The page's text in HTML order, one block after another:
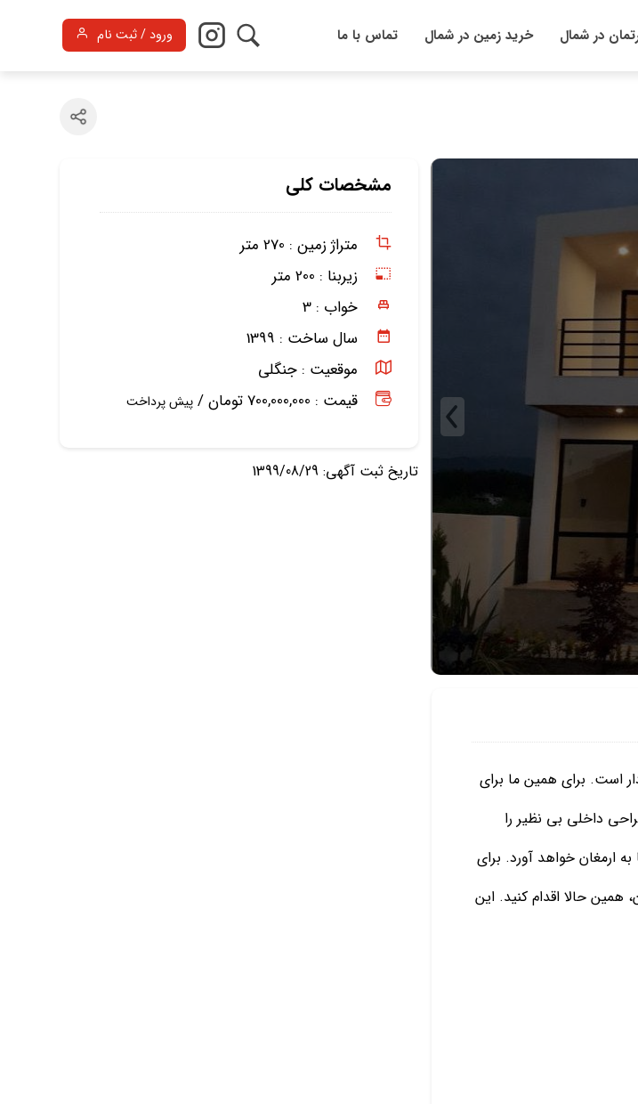
در شمال خرید زمین در شمال تماس با ما ورود / ثبت نام
مشخصات کلی
متراژ زمین : 270 متر
زیربنا : 200 متر
خواب : 3
سال ساخت : 1399
موقعیت : جنگلی
قیمت : 700,000,000 تومان /
پیش پرداخت
تاریخ ثبت آگهی: 1399/08/29
است. برای همین ما برای
با 2 اتاق خواب مستر و طراحی داخلی بی نظیر را
را برای شما به ارمغان خواهد آورد. برای
حالا اقدام کنید. این